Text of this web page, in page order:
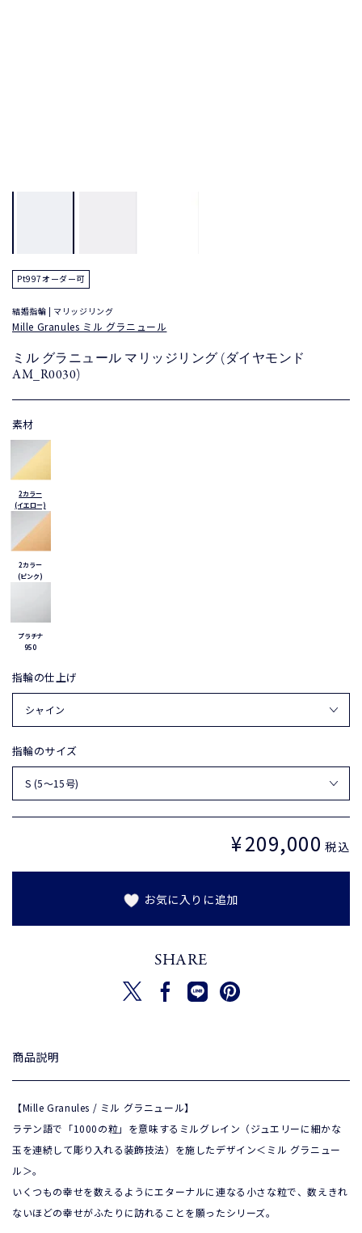
Pt997オーダー可
結婚指輪 | マリッジリング
Mille Granules ミル グラニュール
ミル グラニュール マリッジリング (ダイヤモンド
AM_R0030)
素材
2カラー
(イエロー)
2カラー
(ピンク)
プラチナ
950
指輪の仕上げ
指輪のサイズ
定
¥209,000 税込
お気に入りに追加
SHARE
ツイートする
新しいウィンドウで開く
シェアする
新しいウィンドウで開く
Translation missing:
新しいウィンドウで開く
ピンを保存する
新しいウィンドウで開く
商品説明
【Mille Granules / ミル グラニュール】
ラテン語で「1000の粒」を意味するミルグレイン（ジュエリーに細かな
玉を連続して彫り入れる装飾技法）を施したデザイン＜ミル グラニュー
ル＞。
いくつもの幸せを数えるようにエターナルに連なる小さな粒で、数えきれ
ないほどの幸せがふたりに訪れることを願ったシリーズ。